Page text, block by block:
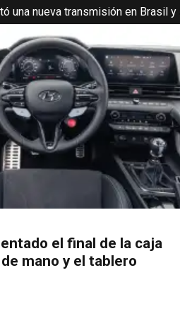
una nueva transmisión en Brasil
el final de la caja
mano y el tablero